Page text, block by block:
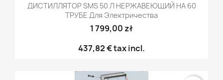
ДИСТИЛЛЯТОР SMS 50 Л НЕРЖАВЕЮЩИЙ НА 60
ТРУБЕ Для Электричества
1 799,00 zł
437,82 €tax incl.